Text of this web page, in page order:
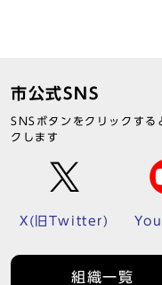
市公式SNS
SNSボタンをクリックする
クします
X(旧Twitter)
組織一覧